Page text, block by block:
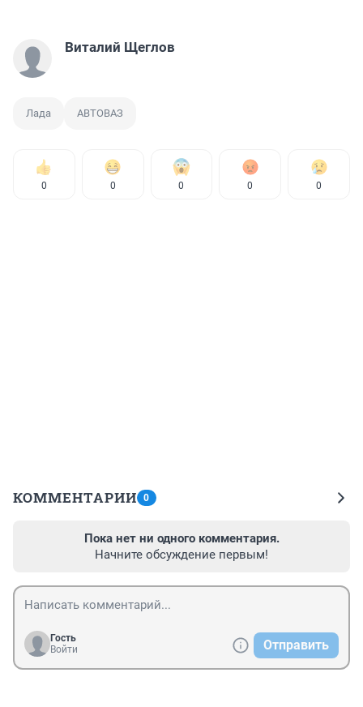
Виталий Щеглов
Лада АВТОВАЗ
0 0 0 0 0
КОММЕНТАРИИ 0
Пока нет ни одного комментария.
Начните обсуждение первым!
Гость
Войти
Отправить